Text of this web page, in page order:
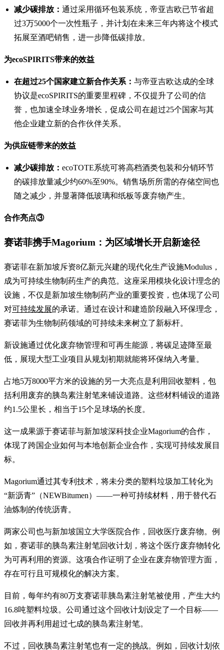
减少碳排放： 通过采用循环包装系统，帝亚吉欧已节省超
过3万5000个一次性瓶子，并计划在未来三年内将这个模式
拓展至酒吧销售，进一步降低碳排放。
为ecoSPIRITS带来的效益
在超过25个国家建立新合作关系： 与帝亚吉欧达成的全球
协议是ecoSPIRITS的重要里程碑，不仅提升了公司的信
誉，也加速全球业务增长，促成公司在超过25个国家与其
他企业建立新的合作伙伴关系。
为供应链带来的效益
减少碳排放： ecoTOTE系统可将高档酒类包装和分销环节
的碳排放量减少约60%至90%。销售场所所需的存储空间也
随之减少，并显著降低玻璃和纸板等废弃物产生。
合作亮点③
赛诺菲携手Magorium：为区域增长开启新途径
赛诺菲在新加坡斥资8亿新元兴建的现代化生产设施Modulus，
成为可持续生物制药生产的典范。这座采用模块化设计理念的
设施，不仅是新加坡生物制药产业的重要投资，也体现了公司
对可持续发展的承诺。通过在设计和建造阶段融入环保理念，
赛诺菲为生物制药领域的可持续未来树立了新标杆。
新设施通过优化废弃物管理和可再生能源，将碳足迹降至最
低，展现大型工业项目从规划初期就能将环保纳入考量。
占地5万8000平方米的设施的另一大亮点是利用回收塑料，包
括利用废弃的胰岛素注射笔来铺设道路。这些材料铺设的道路
约1.5公里长，相当于15个足球场的长度。
这一成果源于赛诺菲与新加坡深科技企业Magorium的合作，
体现了跨国企业如何与本地创新企业合作，实现可持续发展目
标。
Magorium通过其专利技术，将未分类的塑料垃圾加工转化为
“新沥青”（NEWBitumen）——一种可持续材料，用于替代石
油炼制的传统沥青。
两家公司也与新加坡国立大学医院合作，回收医疗废弃物。例
如，赛诺菲的胰岛素注射笔回收计划，将这个医疗废弃物转化
为可再利用的资源。这项合作证明了企业在废弃物管理方面，
存在可行且可规模化的解决方案。
目前，每年约有80万支赛诺菲胰岛素注射笔被使用，产生大约
16.8吨塑料垃圾。公司通过这个回收计划设定了一个目标——
回收并再利用超过七成的胰岛素注射笔。
不过，回收胰岛素注射笔也有一定的挑战。例如，回收计划依